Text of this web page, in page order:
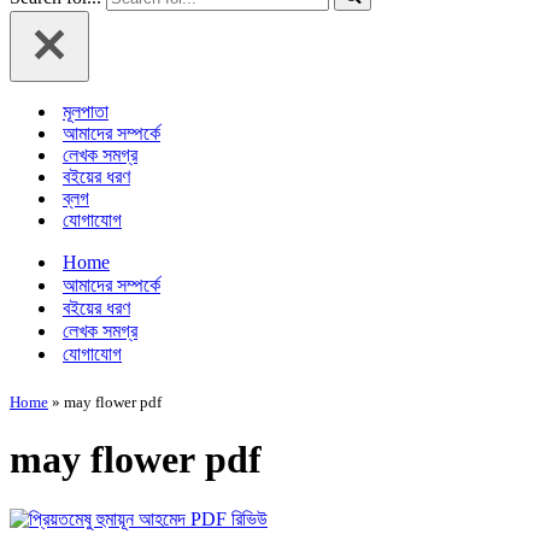
মূলপাতা
আমাদের সম্পর্কে
লেখক সমগ্র
বইয়ের ধরণ
ব্লগ
যোগাযোগ
Home
আমাদের সম্পর্কে
বইয়ের ধরণ
লেখক সমগ্র
যোগাযোগ
Home » may flower pdf
may flower pdf